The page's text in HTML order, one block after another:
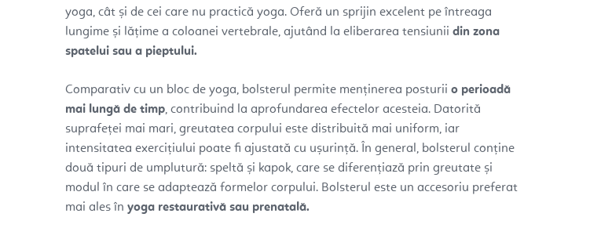
yoga, cât și de cei care nu practică yoga. Oferă un sprijin excelent pe întreaga
lungime și lățime a coloanei vertebrale, ajutând la eliberarea tensiunii din zona
spatelui sau a pieptului.
Comparativ cu un bloc de yoga, bolsterul permite menținerea posturii o perioadă
mai lungă de timp, contribuind la aprofundarea efectelor acesteia. Datorită
suprafeței mai mari, greutatea corpului este distribuită mai uniform, iar
intensitatea exercițiului poate fi ajustată cu ușurință. În general, bolsterul conține
două tipuri de umplutură: speltă și kapok, care se diferențiază prin greutate și
modul în care se adaptează formelor corpului. Bolsterul este un accesoriu preferat
mai ales în yoga restaurativă sau prenatală.